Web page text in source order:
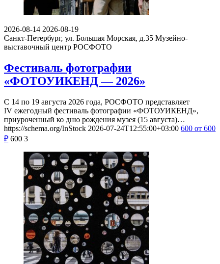
2026-08-14 2026-08-19
Санкт-Петербург, ул. Большая Морская, д.35 Музейно-
выставочный центр РОСФОТО
Фестиваль фотографии
«ФОТОУИКЕНД — 2026»
С 14 по 19 августа 2026 года, РОСФОТО представляет
IV ежегодный фестиваль фотографии «ФОТОУИКЕНД»,
приуроченный ко дню рождения музея (15 августа)…
https://schema.org/InStock 2026-07-24T12:55:00+03:00 600 от 600
₽ 600 3